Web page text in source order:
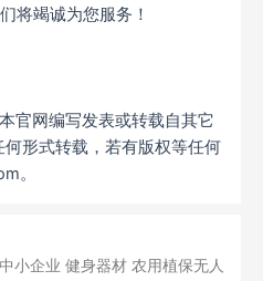
将竭诚为您服务！
官网编写发表或转载自其它
形式转载，若有版权等任何
。
中小企业 健身器材 农用植保无人